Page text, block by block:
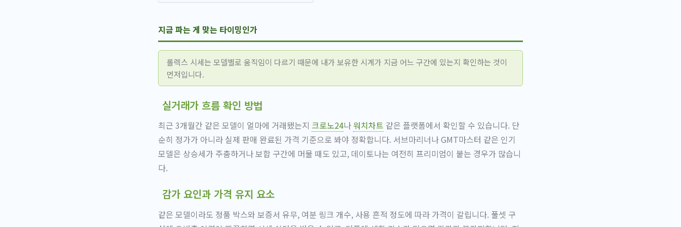
지금 파는 게 맞는 타이밍인가
롤렉스 시세는 모델별로 움직임이 다르기 때문에 내가 보유한 시계가 지금 어느 구간에 있는지 확인하는 것이
먼저입니다.
실거래가 흐름 확인 방법
최근 3개월간 같은 모델이 얼마에 거래됐는지 크로노24나 워치차트 같은 플랫폼에서 확인할 수 있습니다. 단
순히 정가가 아니라 실제 판매 완료된 가격 기준으로 봐야 정확합니다. 서브마리너나 GMT마스터 같은 인기
모델은 상승세가 주춤하거나 보합 구간에 머물 때도 있고, 데이토나는 여전히 프리미엄이 붙는 경우가 많습니
다.
감가 요인과 가격 유지 요소
같은 모델이라도 정품 박스와 보증서 유무, 여분 링크 개수, 사용 흔적 정도에 따라 가격이 갈립니다. 풀셋 구